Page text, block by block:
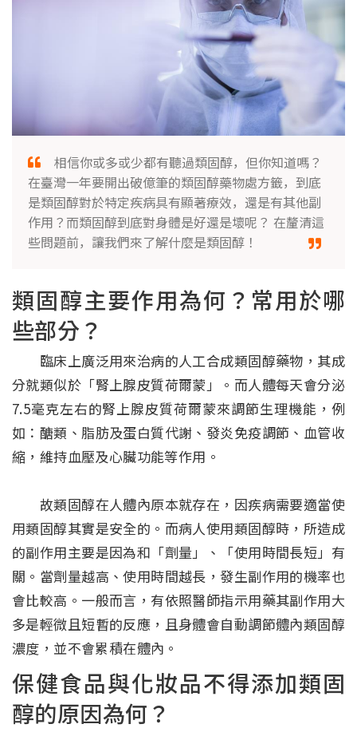
相信你或多或少都有聽過類固醇，但你知道嗎？
在臺灣一年要開出破億筆的類固醇藥物處方籤，到底
是類固醇對於特定疾病具有顯著療效，還是有其他副
作用？而類固醇到底對身體是好還是壞呢？ 在釐清這
些問題前，讓我們來了解什麼是類固醇！
類固醇主要作用為何？常用於哪
些部分？
臨床上廣泛用來治病的人工合成類固醇藥物，其成
分就類似於「腎上腺皮質荷爾蒙」。而人體每天會分泌
7.5毫克左右的腎上腺皮質荷爾蒙來調節生理機能，例
如：醣類、脂肪及蛋白質代謝、發炎免疫調節、血管收
縮，維持血壓及心臟功能等作用。
故類固醇在人體內原本就存在，因疾病需要適當使
用類固醇其實是安全的。而病人使用類固醇時，所造成
的副作用主要是因為和「劑量」、「使用時間長短」有
關。當劑量越高、使用時間越長，發生副作用的機率也
會比較高。一般而言，有依照醫師指示用藥其副作用大
多是輕微且短暫的反應，且身體會自動調節體內類固醇
濃度，並不會累積在體內。
保健食品與化妝品不得添加類固
醇的原因為何？